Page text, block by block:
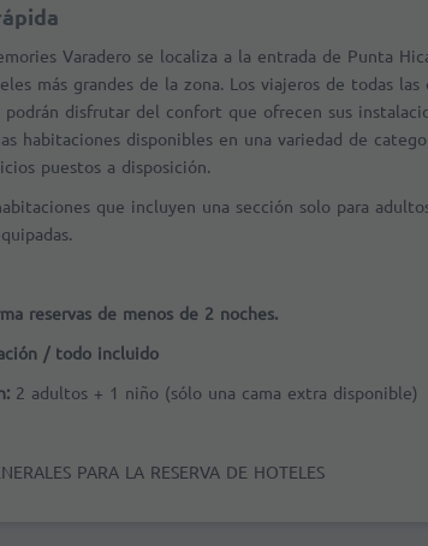
Varadero se localiza a la entrada de Punta
más grandes de la zona. Los viajeros de todas las
disfrutar del confort que ofrecen sus
habitaciones disponibles en una variedad de
puestos a disposición.
que incluyen una sección solo para
reservas de menos de 2 noches.
/ todo incluido
2 adultos + 1 niño (sólo una cama extra disponible)
PARA LA RESERVA DE HOTELES